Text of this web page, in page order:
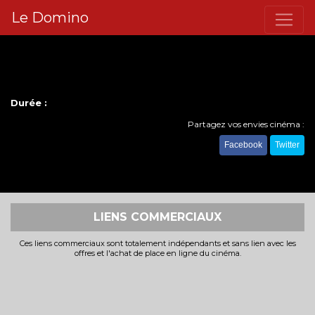
Le Domino
Durée :
Partagez vos envies cinéma :
Facebook Twitter
LIENS COMMERCIAUX
Ces liens commerciaux sont totalement indépendants et sans lien avec les
offres et l'achat de place en ligne du cinéma.